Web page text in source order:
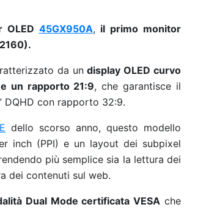
OLED 45GX950A, il primo monitor
da undisplay OLED curvo
un rapporto 21:9, che garantisce il
DQHD con rapporto 32:9.
dello scorso anno, questo modello
inch (PPI) e un layout dei subpixel
più semplice sia la lettura dei
dei contenuti sul web.
Dual Mode certificata VESA che